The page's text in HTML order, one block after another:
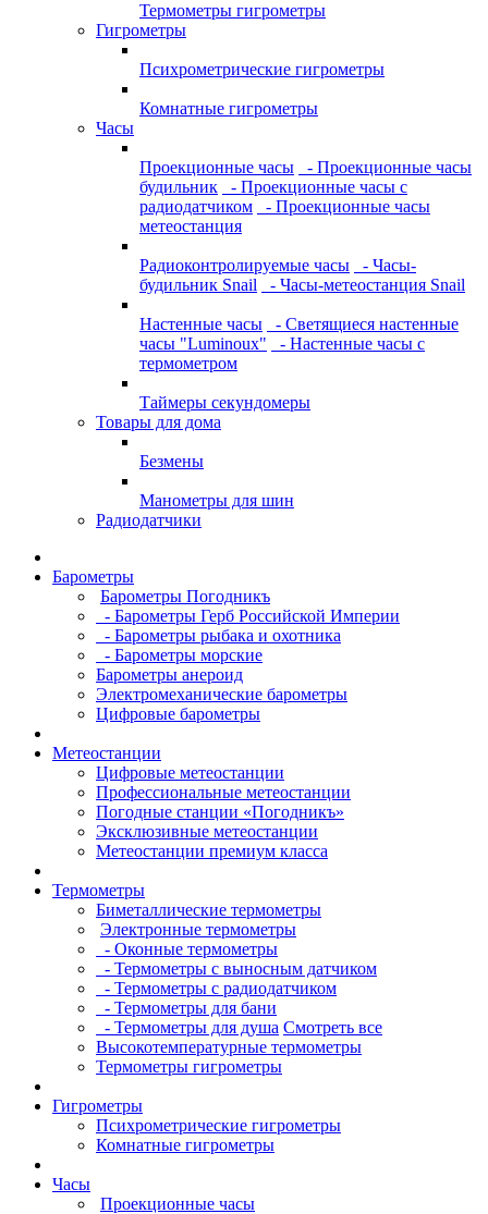
Термометры гигрометры
Гигрометры
Психрометрические гигрометры
Комнатные гигрометры
Часы
Проекционные часы
- Проекционные часы
будильник
- Проекционные часы с
радиодатчиком
- Проекционные часы
метеостанция
Радиоконтролируемые часы
- Часы-
будильник Snail
- Часы-метеостанция Snail
Настенные часы
- Светящиеся настенные
часы "Luminoux"
- Настенные часы с
термометром
Таймеры секундомеры
Товары для дома
Безмены
Манометры для шин
Радиодатчики
Барометры
Барометры Погодникъ
- Барометры Герб Российской Империи
- Барометры рыбака и охотника
- Барометры морские
Барометры анероид
Электромеханические барометры
Цифровые барометры
Метеостанции
Цифровые метеостанции
Профессиональные метеостанции
Погодные станции «Погодникъ»
Эксклюзивные метеостанции
Метеостанции премиум класса
Термометры
Биметаллические термометры
Электронные термометры
- Оконные термометры
- Термометры с выносным датчиком
- Термометры с радиодатчиком
- Термометры для бани
- Термометры для душа Смотреть все
Высокотемпературные термометры
Термометры гигрометры
Гигрометры
Психрометрические гигрометры
Комнатные гигрометры
Часы
Проекционные часы